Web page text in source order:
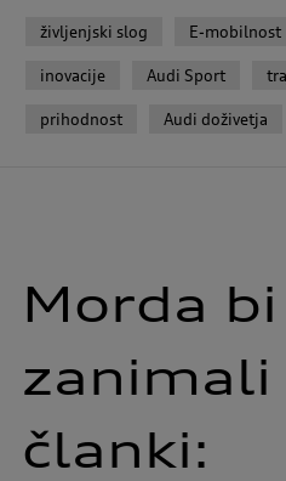
življenjski slog E-mobilnost
inovacije Audi Sport
prihodnost Audi doživetja
Morda bi
zanimali
članki: